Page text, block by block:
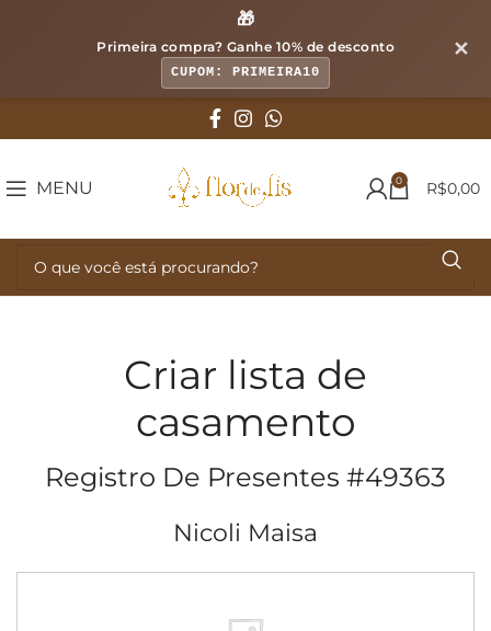
🎁
Primeira compra? Ganhe 10% de desconto
CUPOM: PRIMEIRA10
✕
MENU 0 R$0,00
Criar lista de
casamento
Registro De Presentes #49363
Nicoli Maisa